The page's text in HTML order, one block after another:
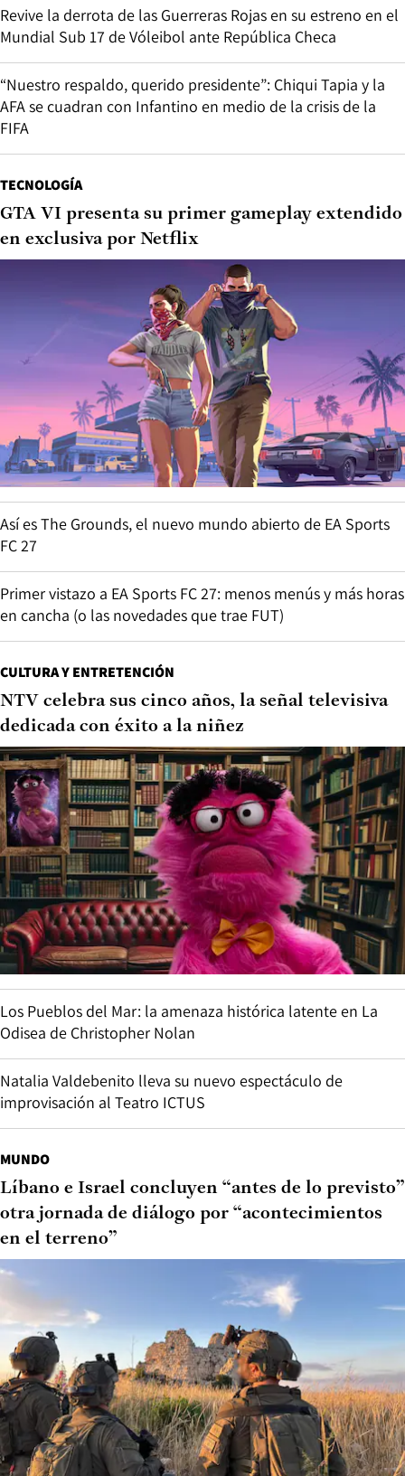
Revive la derrota de las Guerreras Rojas en su estreno en el
Mundial Sub 17 de Vóleibol ante República Checa
“Nuestro respaldo, querido presidente”: Chiqui Tapia y la
AFA se cuadran con Infantino en medio de la crisis de la
FIFA
TECNOLOGÍA
GTA VI presenta su primer gameplay extendido
en exclusiva por Netflix
Así es The Grounds, el nuevo mundo abierto de EA Sports
FC 27
Primer vistazo a EA Sports FC 27: menos menús y más horas
en cancha (o las novedades que trae FUT)
CULTURA Y ENTRETENCIÓN
NTV celebra sus cinco años, la señal televisiva
dedicada con éxito a la niñez
Los Pueblos del Mar: la amenaza histórica latente en La
Odisea de Christopher Nolan
Natalia Valdebenito lleva su nuevo espectáculo de
improvisación al Teatro ICTUS
MUNDO
Líbano e Israel concluyen “antes de lo previsto”
otra jornada de diálogo por “acontecimientos
en el terreno”